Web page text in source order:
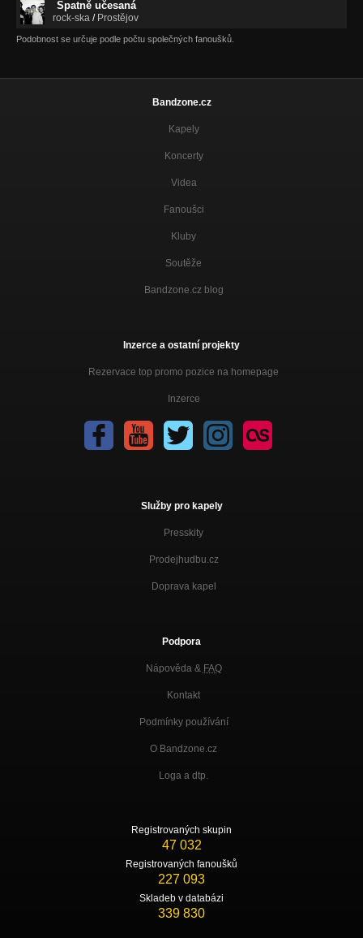
Špatně učesaná
rock-ska / Prostějov
Podobnost se určuje podle počtu společných fanoušků.
Bandzone.cz
Kapely
Koncerty
Videa
Fanoušci
Kluby
Soutěže
Bandzone.cz blog
Inzerce a ostatní projekty
Rezervace top promo pozice na homepage
Inzerce
Služby pro kapely
Presskity
Prodejhudbu.cz
Doprava kapel
Podpora
Nápověda & FAQ
Kontakt
Podmínky používání
O Bandzone.cz
Loga a dtp.
Registrovaných skupin
47 032
Registrovaných fanoušků
227 093
Skladeb v databázi
339 830